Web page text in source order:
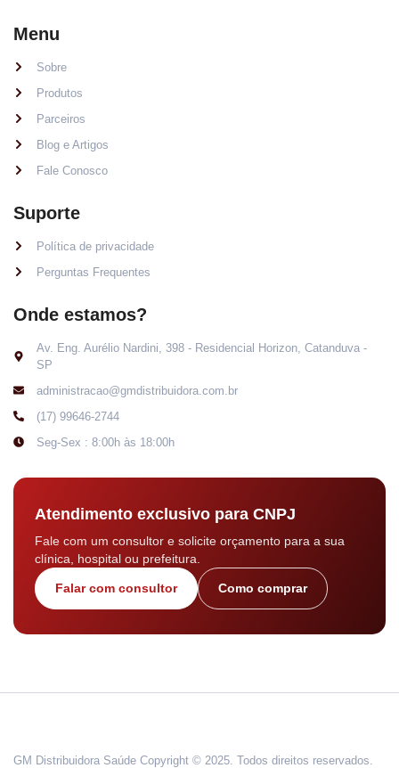
Menu
Sobre
Produtos
Parceiros
Blog e Artigos
Fale Conosco
Suporte
Política de privacidade
Perguntas Frequentes
Onde estamos?
Av. Eng. Aurélio Nardini, 398 - Residencial Horizon, Catanduva -
SP
administracao@gmdistribuidora.com.br
(17) 99646-2744
Seg-Sex : 8:00h às 18:00h
Atendimento exclusivo para CNPJ
Fale com um consultor e solicite orçamento para a sua
clínica, hospital ou prefeitura.
Falar com consultor Como comprar
GM Distribuidora Saúde Copyright © 2025. Todos direitos reservados.